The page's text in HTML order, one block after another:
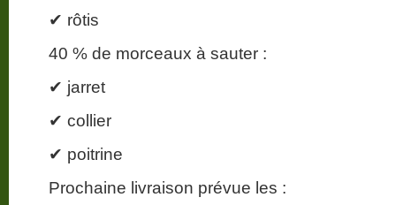
✔ rôtis
40 % de morceaux à sauter :
✔ jarret
✔ collier
✔ poitrine
Prochaine livraison prévue les :